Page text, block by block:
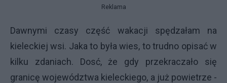
Reklama
Dawnymi czasy część wakacji spędzałam na
kieleckiej wsi. Jaka to była wies, to trudno opisać w
kilku zdaniach. Dosć, że gdy przekraczało się
granicę województwa kieleckiego, a już powietrze -